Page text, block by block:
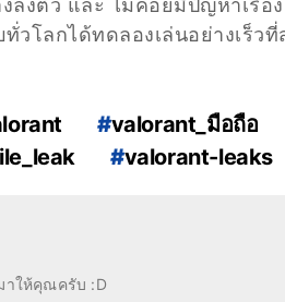
ลงตัว และ ไม่ค่อยมีปัญหาเรื่อ
วโลกได้ทดลองเล่นอย่างเร็ว
#valorant_มือถือ
#valorant-leaks
VALORANT_Mobile_iOS
าให้คุณครับ :D